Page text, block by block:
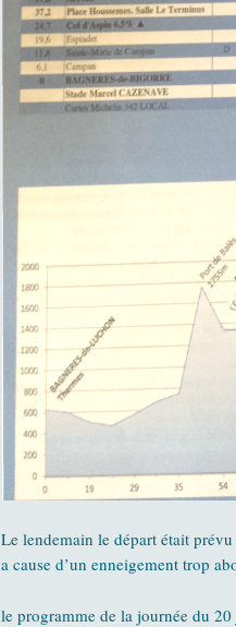
Le lendemain le départ était
a cause d’un enneigement trop
le programme de la journée du